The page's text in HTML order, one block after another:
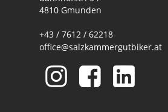
4810 Gmunden
+43 / 7612 / 62218
office@salzkammergutbiker.at